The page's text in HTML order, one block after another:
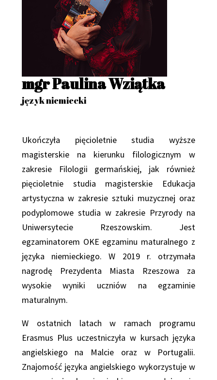
mgr Paulina Wziątka
język niemiecki
Ukończyła pięcioletnie studia wyższe
magisterskie na kierunku filologicznym w
zakresie Filologii germańskiej, jak również
pięcioletnie studia magisterskie Edukacja
artystyczna w zakresie sztuki muzycznej oraz
podyplomowe studia w zakresie Przyrody na
Uniwersytecie Rzeszowskim. Jest
egzaminatorem OKE egzaminu maturalnego z
języka niemieckiego. W 2019 r. otrzymała
nagrodę Prezydenta Miasta Rzeszowa za
wysokie wyniki uczniów na egzaminie
maturalnym.
W ostatnich latach w ramach programu
Erasmus Plus uczestniczyła w kursach języka
angielskiego na Malcie oraz w Portugalii.
Znajomość języka angielskiego wykorzystuje w